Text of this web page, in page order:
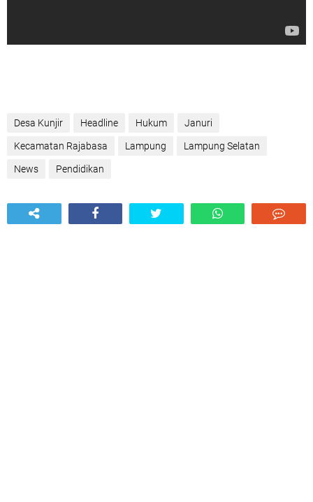
Desa Kunjir Headline Hukum Januri
Kecamatan Rajabasa Lampung Lampung Selatan
News Pendidikan